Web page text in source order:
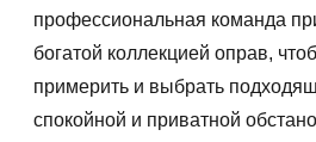
профессиональная команда
богатой коллекцией оправ,
примерить и выбрать
спокойной и приватной